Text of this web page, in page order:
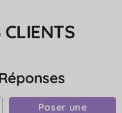
CLIENTS
Poser une